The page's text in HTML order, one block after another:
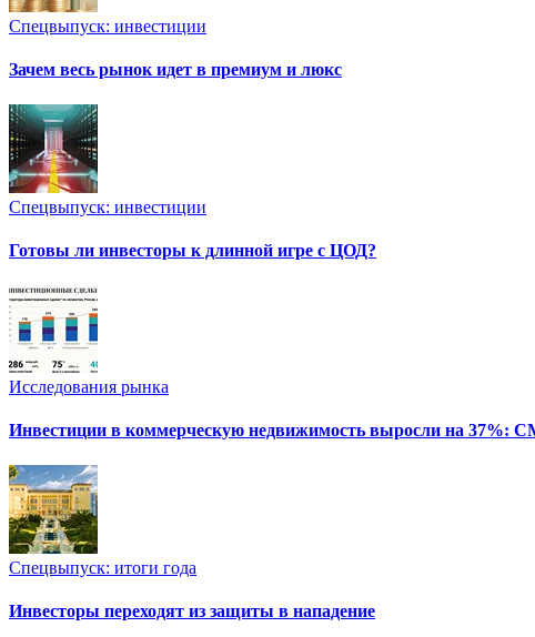
Спецвыпуск: инвестиции
Зачем весь рынок идет в премиум и люкс
Спецвыпуск: инвестиции
Готовы ли инвесторы к длинной игре с ЦОД?
Исследования рынка
Инвестиции в коммерческую недвижимость выросли на 37%:
Спецвыпуск: итоги года
Инвесторы переходят из защиты в нападение